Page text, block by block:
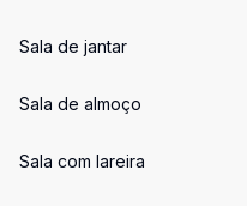
Sala de jantar
Sala de almoço
Sala com lareira